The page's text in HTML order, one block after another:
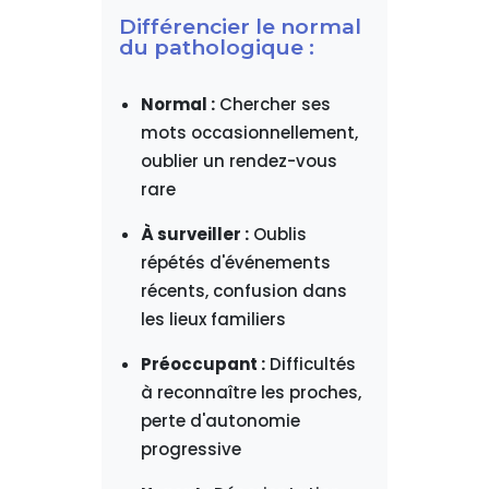
Différencier le normal
du pathologique :
Normal :Chercher ses
mots occasionnellement,
oublier un rendez-vous
rare
À surveiller :Oublis
répétés d'événements
récents, confusion dans
les lieux familiers
Préoccupant :Difficultés
à reconnaître les proches,
perte d'autonomie
progressive